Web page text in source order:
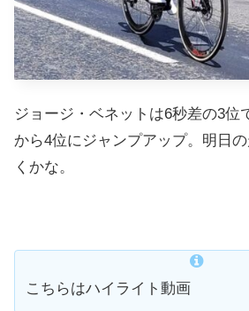
ジョージ・ベネットは6秒差の3位
から4位にジャンプアップ。明日
くかな。
こちらはハイライト動画